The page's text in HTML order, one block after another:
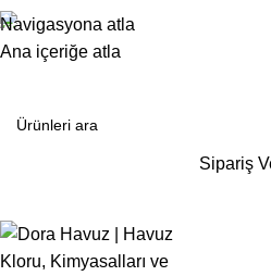
Navigasyona atla
Ana içeriğe atla
+90 532 480 74 19
Detaylı Bilgi Ve Fiyat Teklifleri İçin
Sipariş